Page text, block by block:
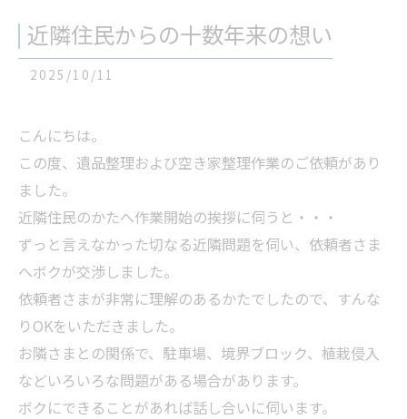
近隣住民からの十数年来の想い
2025/10/11
こんにちは。
この度、遺品整理および空き家整理作業のご依頼があり
ました。
近隣住民のかたへ作業開始の挨拶に伺うと・・・
ずっと言えなかった切なる近隣問題を伺い、依頼者さま
へボクが交渉しました。
依頼者さまが非常に理解のあるかたでしたので、すんな
りOKをいただきました。
お隣さまとの関係で、駐車場、境界ブロック、植栽侵入
などいろいろな問題がある場合があります。
ボクにできることがあれば話し合いに伺います。